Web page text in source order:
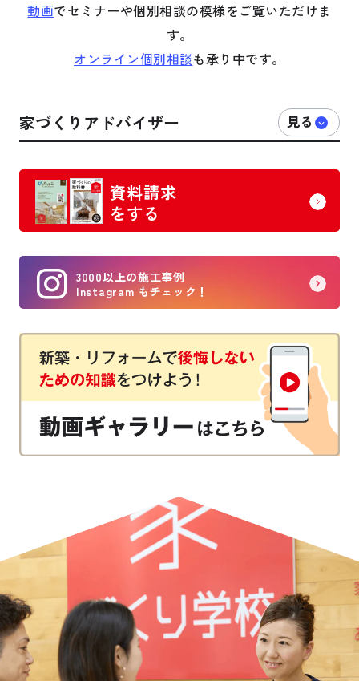
動画でセミナーや個別相談の模様をご覧いただけま
す。
オンライン個別相談も承り中です。
家づくりアドバイザー
資料請求
をする
3000以上の施工事例
Instagram もチェック！